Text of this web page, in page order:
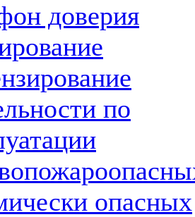
доверия
по
опасных